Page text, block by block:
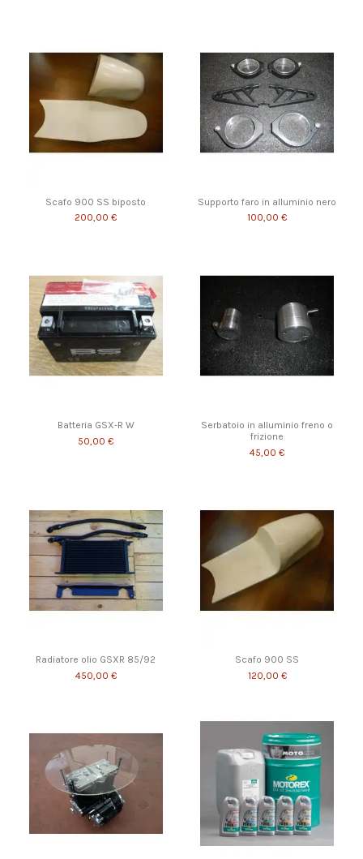
Scafo 900 SS biposto
200,00 €
Supporto faro in alluminio nero
100,00 €
Batteria GSX-R W
50,00 €
Serbatoio in alluminio freno o
frizione
45,00 €
Radiatore olio GSXR 85/92
450,00 €
Scafo 900 SS
120,00 €